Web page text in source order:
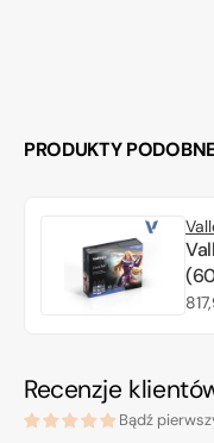
PRODUKTY
Recenzje
Bądź